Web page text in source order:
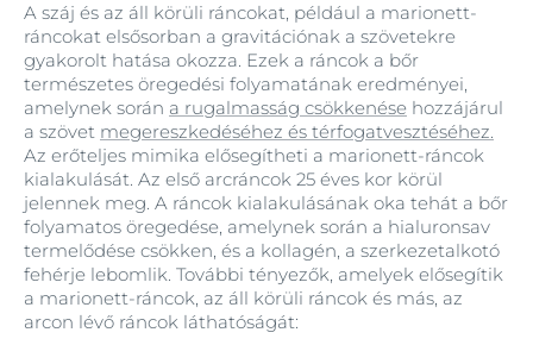
A száj és az áll körüli ráncokat, például a marionett-
ráncokat elsősorban a gravitációnak a szövetekre
gyakorolt hatása okozza. Ezek a ráncok a bőr
természetes öregedési folyamatának eredményei,
amelynek során a rugalmasság csökkenése hozzájárul
a szövet megereszkedéséhez és térfogatvesztéséhez.
Az erőteljes mimika elősegítheti a marionett-ráncok
kialakulását. Az első arcráncok 25 éves kor körül
jelennek meg. A ráncok kialakulásának oka tehát a bőr
folyamatos öregedése, amelynek során a hialuronsav
termelődése csökken, és a kollagén, a szerkezetalkotó
fehérje lebomlik. További tényezők, amelyek elősegítik
a marionett-ráncok, az áll körüli ráncok és más, az
arcon lévő ráncok láthatóságát: